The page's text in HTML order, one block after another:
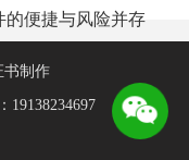
的便捷与风险并存
书制作